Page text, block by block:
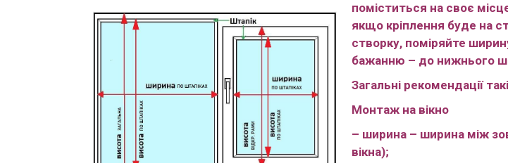
поміститься на своє
якщо кріплення буде на
створку, поміряйте
бажанню – до нижнього
Загальні рекомендації
Монтаж на вікно
– ширина – ширина між
вікна);